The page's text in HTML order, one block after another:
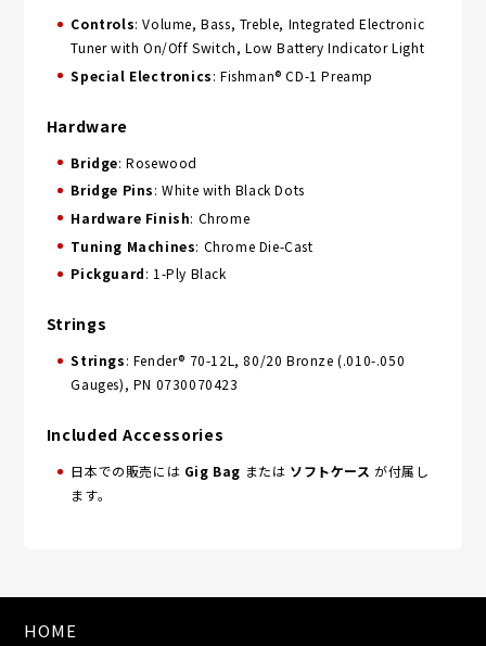
Controls: Volume, Bass, Treble, Integrated Electronic
Tuner with On/Off Switch, Low Battery Indicator Light
Special Electronics: Fishman® CD-1 Preamp
Hardware
Bridge: Rosewood
Bridge Pins: White with Black Dots
Hardware Finish: Chrome
Tuning Machines: Chrome Die-Cast
Pickguard: 1-Ply Black
Strings
Strings: Fender® 70-12L, 80/20 Bronze (.010-.050
Gauges), PN 0730070423
Included Accessories
日本での販売には Gig Bag または ソフトケース が付属し
ます。
HOME